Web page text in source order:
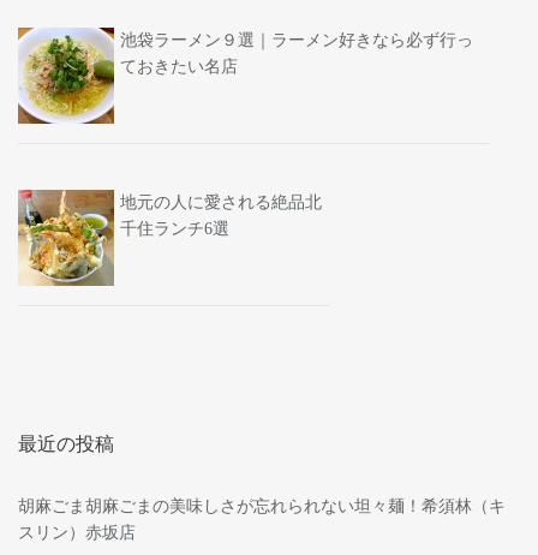
池袋ラーメン９選｜ラーメン好きなら必ず行っ
ておきたい名店
地元の人に愛される絶品北
千住ランチ6選
最近の投稿
胡麻ごま胡麻ごまの美味しさが忘れられない坦々麺！希須林（キ
スリン）赤坂店